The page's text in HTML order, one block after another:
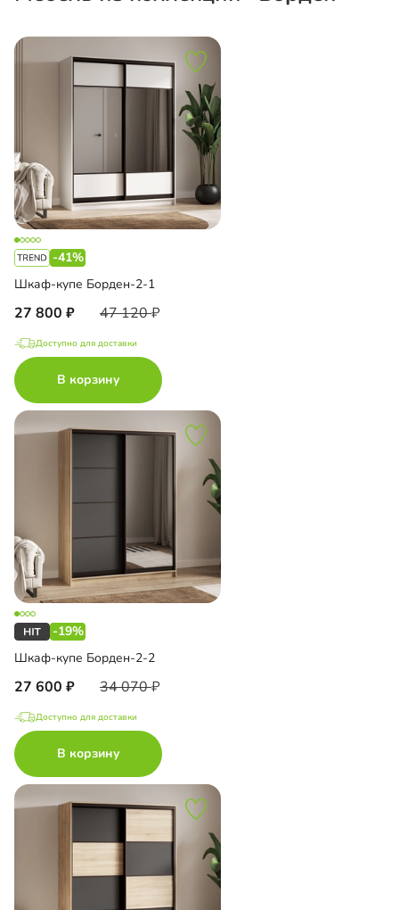
-41%
Шкаф-купе Борден-2-1
27 800 47 120
Доступно для доставки
В корзину
-19%
Шкаф-купе Борден-2-2
27 600 34 070
Доступно для доставки
В корзину